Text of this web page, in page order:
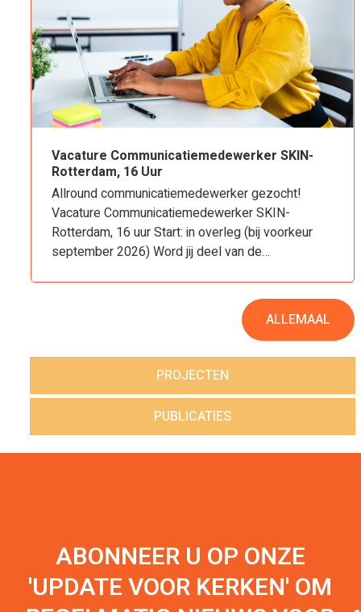
Vacature Communicatiemedewerker SKIN-
Rotterdam, 16 Uur
Allround communicatiemedewerker gezocht!
Vacature Communicatiemedewerker SKIN-
Rotterdam, 16 uur Start: in overleg (bij voorkeur
september 2026) Word jij deel van de…
ALLEMAAL
PROJECTEN
PUBLICATIES
ABONNEER U OP ONZE
'UPDATE VOOR KERKEN' OM